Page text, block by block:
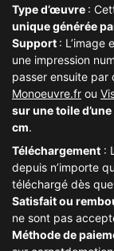
Type d’œuvre :
unique générée
Support : L’image
une impression
passer ensuite par
Monoeuvre.fr ou
sur une toile
cm.
Téléchargement :
depuis n’importe
téléchargé dès
Satisfait ou
ne sont pas
Méthode de